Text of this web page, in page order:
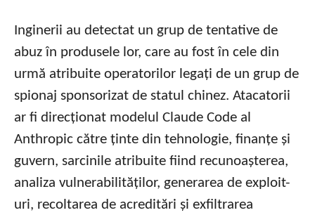
Inginerii au detectat un grup de tentative de
abuz în produsele lor, care au fost în cele din
urmă atribuite operatorilor legați de un grup de
spionaj sponsorizat de statul chinez. Atacatorii
ar fi direcționat modelul Claude Code al
Anthropic către ținte din tehnologie, finanțe și
guvern, sarcinile atribuite fiind recunoașterea,
analiza vulnerabilităților, generarea de exploit-
uri, recoltarea de acreditări și exfiltrarea